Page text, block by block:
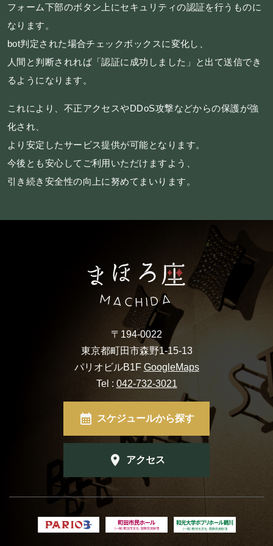
施設概要
機材リスト
アクセス
SCHEDULE
RESERVATION
貸切パーティー・ホールレンタル
ライブ出演について
よくある質問
プライバシーポリシー
キャンセルポリシー
フォーム下部のボタン上にセキュリティの認証を行うものに
なります。
bot判定された場合チェックボックスに変化し、
人間と判断されれば「認証に成功しました」と出て送信でき
るようになります。
これにより、不正アクセスやDDoS攻撃などからの保護が強
化され、
より安定したサービス提供が可能となります。
今後とも安心してご利用いただけますよう、
引き続き安全性の向上に努めてまいります。
〒194-0022
東京都町田市森野1-15-13
パリオビルB1F GoogleMaps
Tel : 042-732-3021
スケジュールから探す
アクセス